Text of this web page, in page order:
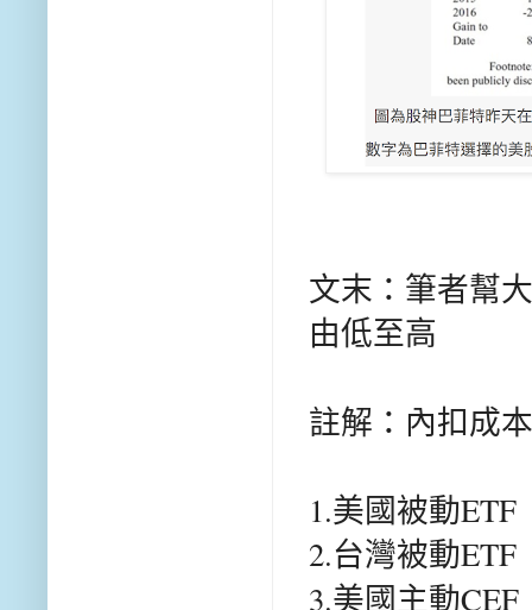
文末：筆者幫
由低至高
註解：內扣成
1.美國被動ETF
2.台灣被動
3.美國主動CEF